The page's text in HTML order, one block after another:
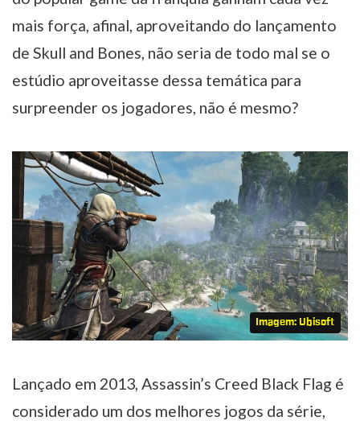
mais força, afinal, aproveitando do lançamento
de Skull and Bones, não seria de todo mal se o
estúdio aproveitasse dessa temática para
surpreender os jogadores, não é mesmo?
Imagem: Ubisoft
Lançado em 2013, Assassin’s Creed Black Flag é
considerado um dos melhores jogos da série,